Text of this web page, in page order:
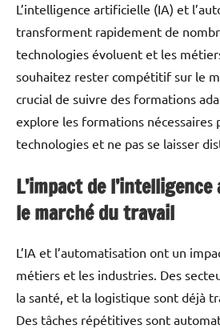
L’intelligence artificielle (IA) et
transforment rapidement de
technologies évoluent et les
souhaitez rester compétitif sur le
crucial de suivre des formations
explore les formations nécessaires
technologies et ne pas se laisser
L’impact de
le marché du travail
L’IA et l’automatisation ont un
métiers et les industries. Des
la santé, et la logistique sont déjà
Des tâches répétitives sont